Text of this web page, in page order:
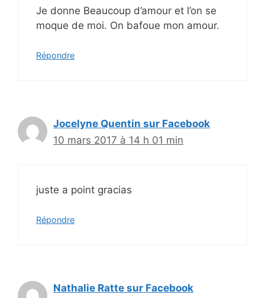
Je donne Beaucoup d’amour et l’on se
moque de moi. On bafoue mon amour.
Répondre
Jocelyne Quentin sur Facebook
10 mars 2017 à 14 h 01 min
juste a point gracias
Répondre
Nathalie Ratte sur Facebook